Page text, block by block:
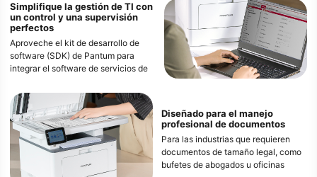
Simplifique la gestión de TI con
un control y una supervisión
perfectos
Aproveche el kit de desarrollo de
software (SDK) de Pantum para
integrar el software de servicios de
convencional, lo que permite
funciones avanzadas de control
remoto, gestión y restricción de
usuarios.
Los administradores de TI y los
usuarios pueden acceder a la
impresora desde un navegador web
Diseñado para el manejo
profesional de documentos
Para las industrias que requieren
documentos de tamaño legal, como
bufetes de abogados u oficinas